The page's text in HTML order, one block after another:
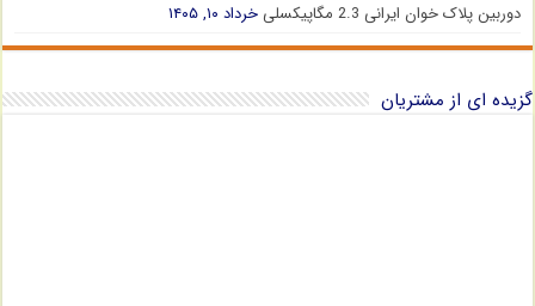
دوربین پلاک خوان ایرانی 2.3 مگاپیکسلی
خرداد ۱۰, ۱۴۰۵
گزیده ای از مشتریان